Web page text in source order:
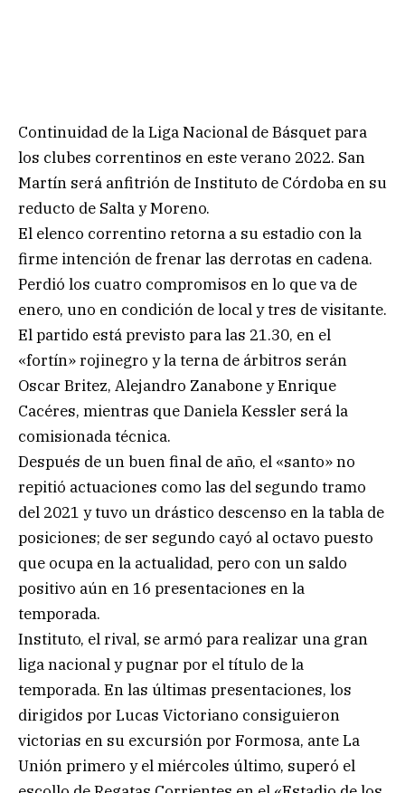
Continuidad de la Liga Nacional de Básquet para
los clubes correntinos en este verano 2022. San
Martín será anfitrión de Instituto de Córdoba en su
reducto de Salta y Moreno.
El elenco correntino retorna a su estadio con la
firme intención de frenar las derrotas en cadena.
Perdió los cuatro compromisos en lo que va de
enero, uno en condición de local y tres de visitante.
El partido está previsto para las 21.30, en el
«fortín» rojinegro y la terna de árbitros serán
Oscar Britez, Alejandro Zanabone y Enrique
Cacéres, mientras que Daniela Kessler será la
comisionada técnica.
Después de un buen final de año, el «santo» no
repitió actuaciones como las del segundo tramo
del 2021 y tuvo un drástico descenso en la tabla de
posiciones; de ser segundo cayó al octavo puesto
que ocupa en la actualidad, pero con un saldo
positivo aún en 16 presentaciones en la
temporada.
Instituto, el rival, se armó para realizar una gran
liga nacional y pugnar por el título de la
temporada. En las últimas presentaciones, los
dirigidos por Lucas Victoriano consiguieron
victorias en su excursión por Formosa, ante La
Unión primero y el miércoles último, superó el